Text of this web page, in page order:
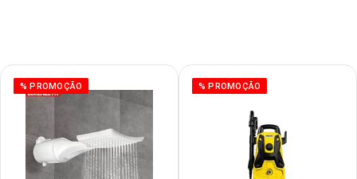
% PROMOÇÃO % PROMOÇÃO